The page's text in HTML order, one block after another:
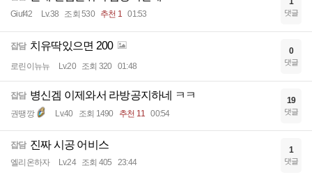
Giuf42 Lv.38 조회 530 추천 1 01:53 댓글
잡담 치유딱있으면 200
로린이뉴뉴 Lv.20 조회 320 01:48
0
댓글
잡담 병신겜 이제와서 라방공지하네 ㅋㅋ
권땡깡 Lv.40 조회 1490 추천 11 00:54
19
댓글
잡담 진짜 시공 어비스
엘리온하자 Lv.24 조회 405 23:44
1
댓글